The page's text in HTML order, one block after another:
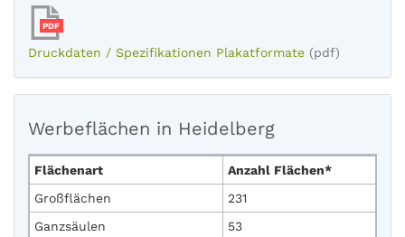
PDF
Druckdaten / Spezifikationen Plakatformate (pdf)
Werbeflächen in Heidelberg
Flächenart
Anzahl Flächen*
Großflächen
231
Ganzsäulen
53